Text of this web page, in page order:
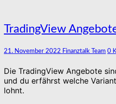
TradingView
Angebote
TradingView
21. November 2022 Finanztalk Team 0
Die TradingView Angebote
und du erfährst welche
lohnt.